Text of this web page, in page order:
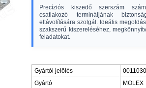
Precíziós kiszedő szerszám
csatlakozó termináljának
eltávolítására szolgál. Ideális
szakszerű kiszereléséhez,
feladatokat.
Gyártói jelölés
Gyártó
MOLEX